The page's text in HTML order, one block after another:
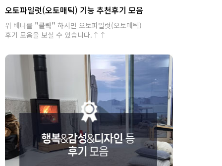
오토파일럿(오토매틱) 기능 추천후기 모음
위 배너를 "클릭" 하시면 오토파일럿(오토매틱)
후기 모음을 보실 수 있습니다.↑↑